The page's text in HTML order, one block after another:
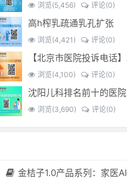
浏览(5,456) 评论(0)
高h榨乳疏通乳孔扩张
浏览(4,421) 评论(0)
浏览(4,100) 评论(0)
浏览(3,690) 评论(0)
金桔子1.0产品系列：家医AI慢病管理项目全国招募区域合伙人，低投入，高回报，长收益